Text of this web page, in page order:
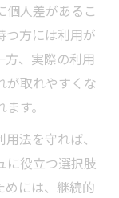
個人差があるこ
つ方には利用が
、実際の利用
が取れやすくな
す。
法を守れば、
に役立つ選択肢
めには、継続的